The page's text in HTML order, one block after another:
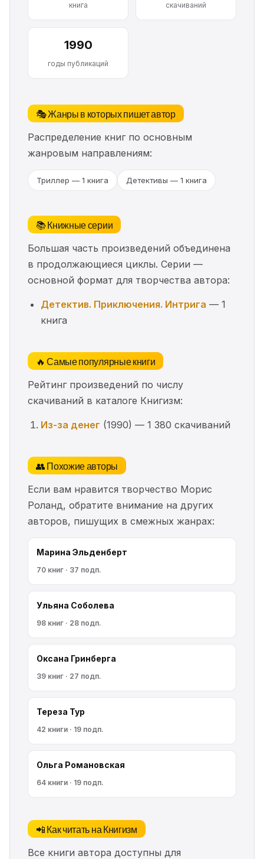
книга скачиваний
1990
годы публикаций
🎭 Жанры в которых пишет автор
Распределение книг по основным
жанровым направлениям:
Триллер — 1 книга Детективы — 1 книга
📚 Книжные серии
Большая часть произведений объединена
в продолжающиеся циклы. Серии —
основной формат для творчества автора:
Детектив. Приключения. Интрига — 1
книга
🔥 Самые популярные книги
Рейтинг произведений по числу
скачиваний в каталоге Книгизм:
Из-за денег (1990) — 1 380 скачиваний
👥 Похожие авторы
Если вам нравится творчество Морис
Роланд, обратите внимание на других
авторов, пишущих в смежных жанрах:
Марина Эльденберт
70 книг · 37 подп.
Ульяна Соболева
98 книг · 28 подп.
Оксана Гринберга
39 книг · 27 подп.
Тереза Тур
42 книги · 19 подп.
Ольга Романовская
64 книги · 19 подп.
📲 Как читать на Книгизм
Все книги автора доступны для